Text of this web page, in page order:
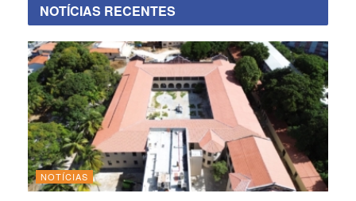
NOTÍCIAS RECENTES
NOTÍCIAS